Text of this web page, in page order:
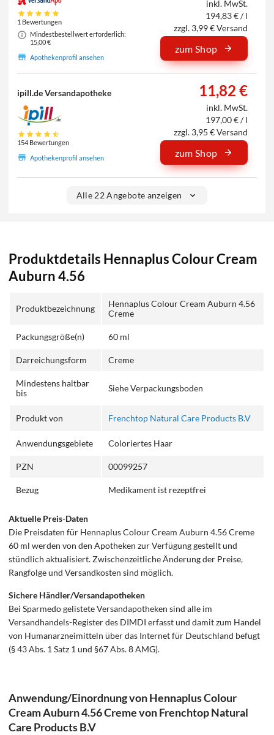
1 Bewertungen
Mindestbestellwert erforderlich:
15,00 €
Apothekenprofil ansehen
inkl. MwSt.
194,83 € / l
zzgl. 3,99 € Versand
zum Shop
ipill.de Versandapotheke
154 Bewertungen
Apothekenprofil ansehen
11,82 €
inkl. MwSt.
197,00 € / l
zzgl. 3,95 € Versand
zum Shop
Alle 22 Angebote anzeigen
Produktdetails Hennaplus Colour Cream
Auburn 4.56
Produktbezeichnung
Hennaplus Colour Cream Auburn 4.56
Creme
Packungsgröße(n) 60 ml
Darreichungsform Creme
Mindestens haltbar
bis
Siehe Verpackungsboden
Produkt von Frenchtop Natural Care Products B.V
Anwendungsgebiete Coloriertes Haar
PZN 00099257
Bezug Medikament ist rezeptfrei
Aktuelle Preis-Daten
Die Preisdaten für Hennaplus Colour Cream Auburn 4.56 Creme
60 ml werden von den Apotheken zur Verfügung gestellt und
stündlich aktualisiert. Zwischenzeitliche Änderung der Preise,
Rangfolge und Versandkosten sind möglich.
Sichere Händler/Versandapotheken
Bei Sparmedo gelistete Versandapotheken sind alle im
Versandhandels-Register des DIMDI erfasst und damit zum Handel
von Humanarzneimitteln über das Internet für Deutschland befugt
(§ 43 Abs. 1 Satz 1 und §67 Abs. 8 AMG).
Anwendung/Einordnung von Hennaplus Colour
Cream Auburn 4.56 Creme von Frenchtop Natural
Care Products B.V